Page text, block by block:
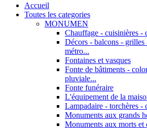
Accueil
Toutes les categories
MONUMEN
Chauffage - cuisinières -
Décors - balcons - grilles
métro...
Fontaines et vasques
Fonte de bâtiments -
pluviale...
Fonte funéraire
L'équipement de la
Lampadaire - torchères -
Monuments aux grands
Monuments aux morts et